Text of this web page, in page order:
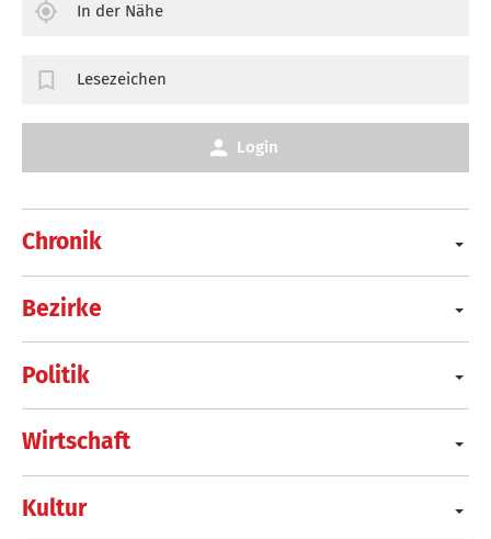
Chronik
Bezirke
Politik
Wirtschaft
Kultur
In der Nähe
Lesezeichen
Login